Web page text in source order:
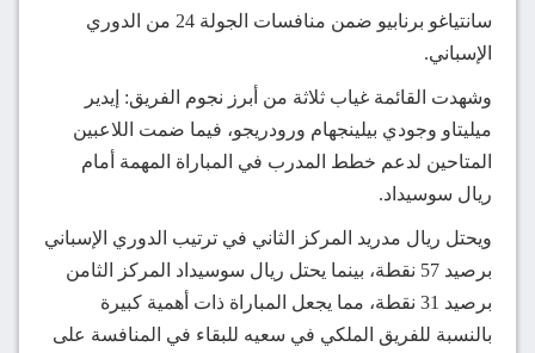
سانتياغو برنابيو ضمن منافسات الجولة 24 من الدوري
الإسباني.
وشهدت القائمة غياب ثلاثة من أبرز نجوم الفريق: إيدير
ميليتاو وجودي بيلينجهام ورودريجو، فيما ضمت اللاعبين
المتاحين لدعم خطط المدرب في المباراة المهمة أمام
ريال سوسيداد.
ويحتل ريال مدريد المركز الثاني في ترتيب الدوري الإسباني
برصيد 57 نقطة، بينما يحتل ريال سوسيداد المركز الثامن
برصيد 31 نقطة، مما يجعل المباراة ذات أهمية كبيرة
بالنسبة للفريق الملكي في سعيه للبقاء في المنافسة على